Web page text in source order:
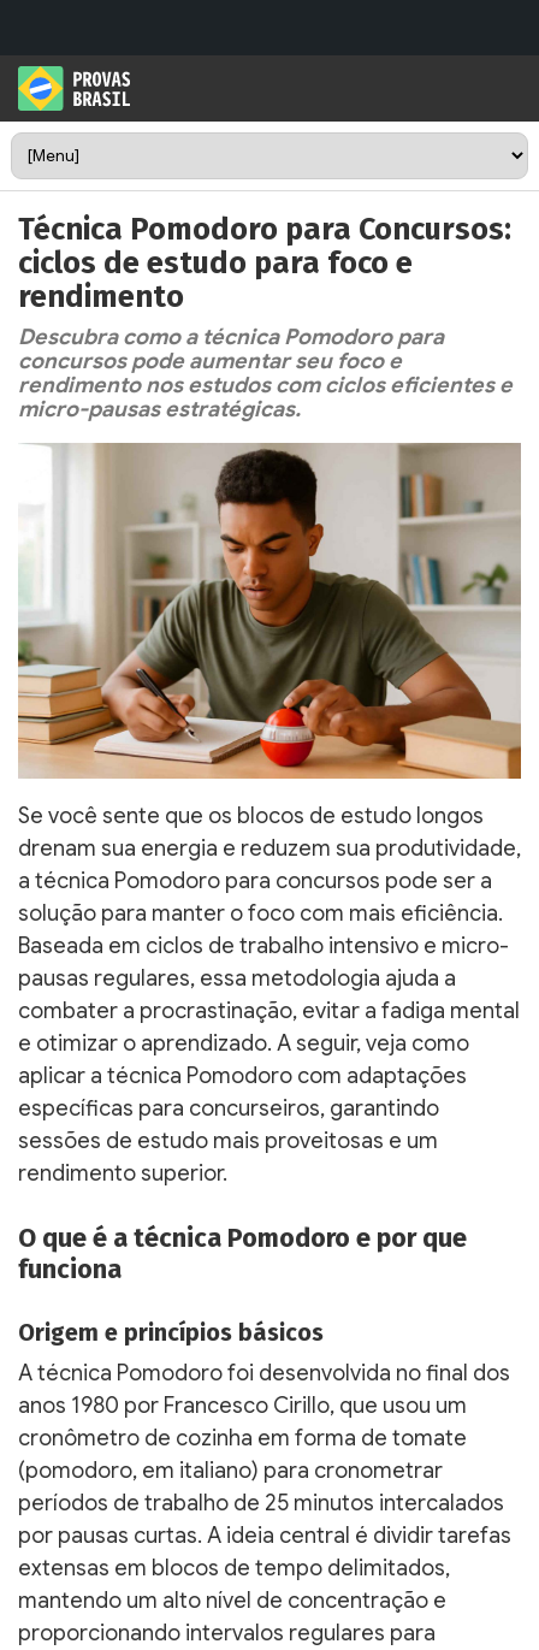
Técnica Pomodoro para Concursos:
ciclos de estudo para foco e
rendimento
Descubra como a técnica Pomodoro para
concursos pode aumentar seu foco e
rendimento nos estudos com ciclos eficientes e
micro-pausas estratégicas.
Se você sente que os blocos de estudo longos
drenam sua energia e reduzem sua produtividade,
a técnica Pomodoro para concursos pode ser a
solução para manter o foco com mais eficiência.
Baseada em ciclos de trabalho intensivo e micro-
pausas regulares, essa metodologia ajuda a
combater a procrastinação, evitar a fadiga mental
e otimizar o aprendizado. A seguir, veja como
aplicar a técnica Pomodoro com adaptações
específicas para concurseiros, garantindo
sessões de estudo mais proveitosas e um
rendimento superior.
O que é a técnica Pomodoro e por que
funciona
Origem e princípios básicos
A técnica Pomodoro foi desenvolvida no final dos
anos 1980 por Francesco Cirillo, que usou um
cronômetro de cozinha em forma de tomate
(pomodoro, em italiano) para cronometrar
períodos de trabalho de 25 minutos intercalados
por pausas curtas. A ideia central é dividir tarefas
extensas em blocos de tempo delimitados,
mantendo um alto nível de concentração e
proporcionando intervalos regulares para